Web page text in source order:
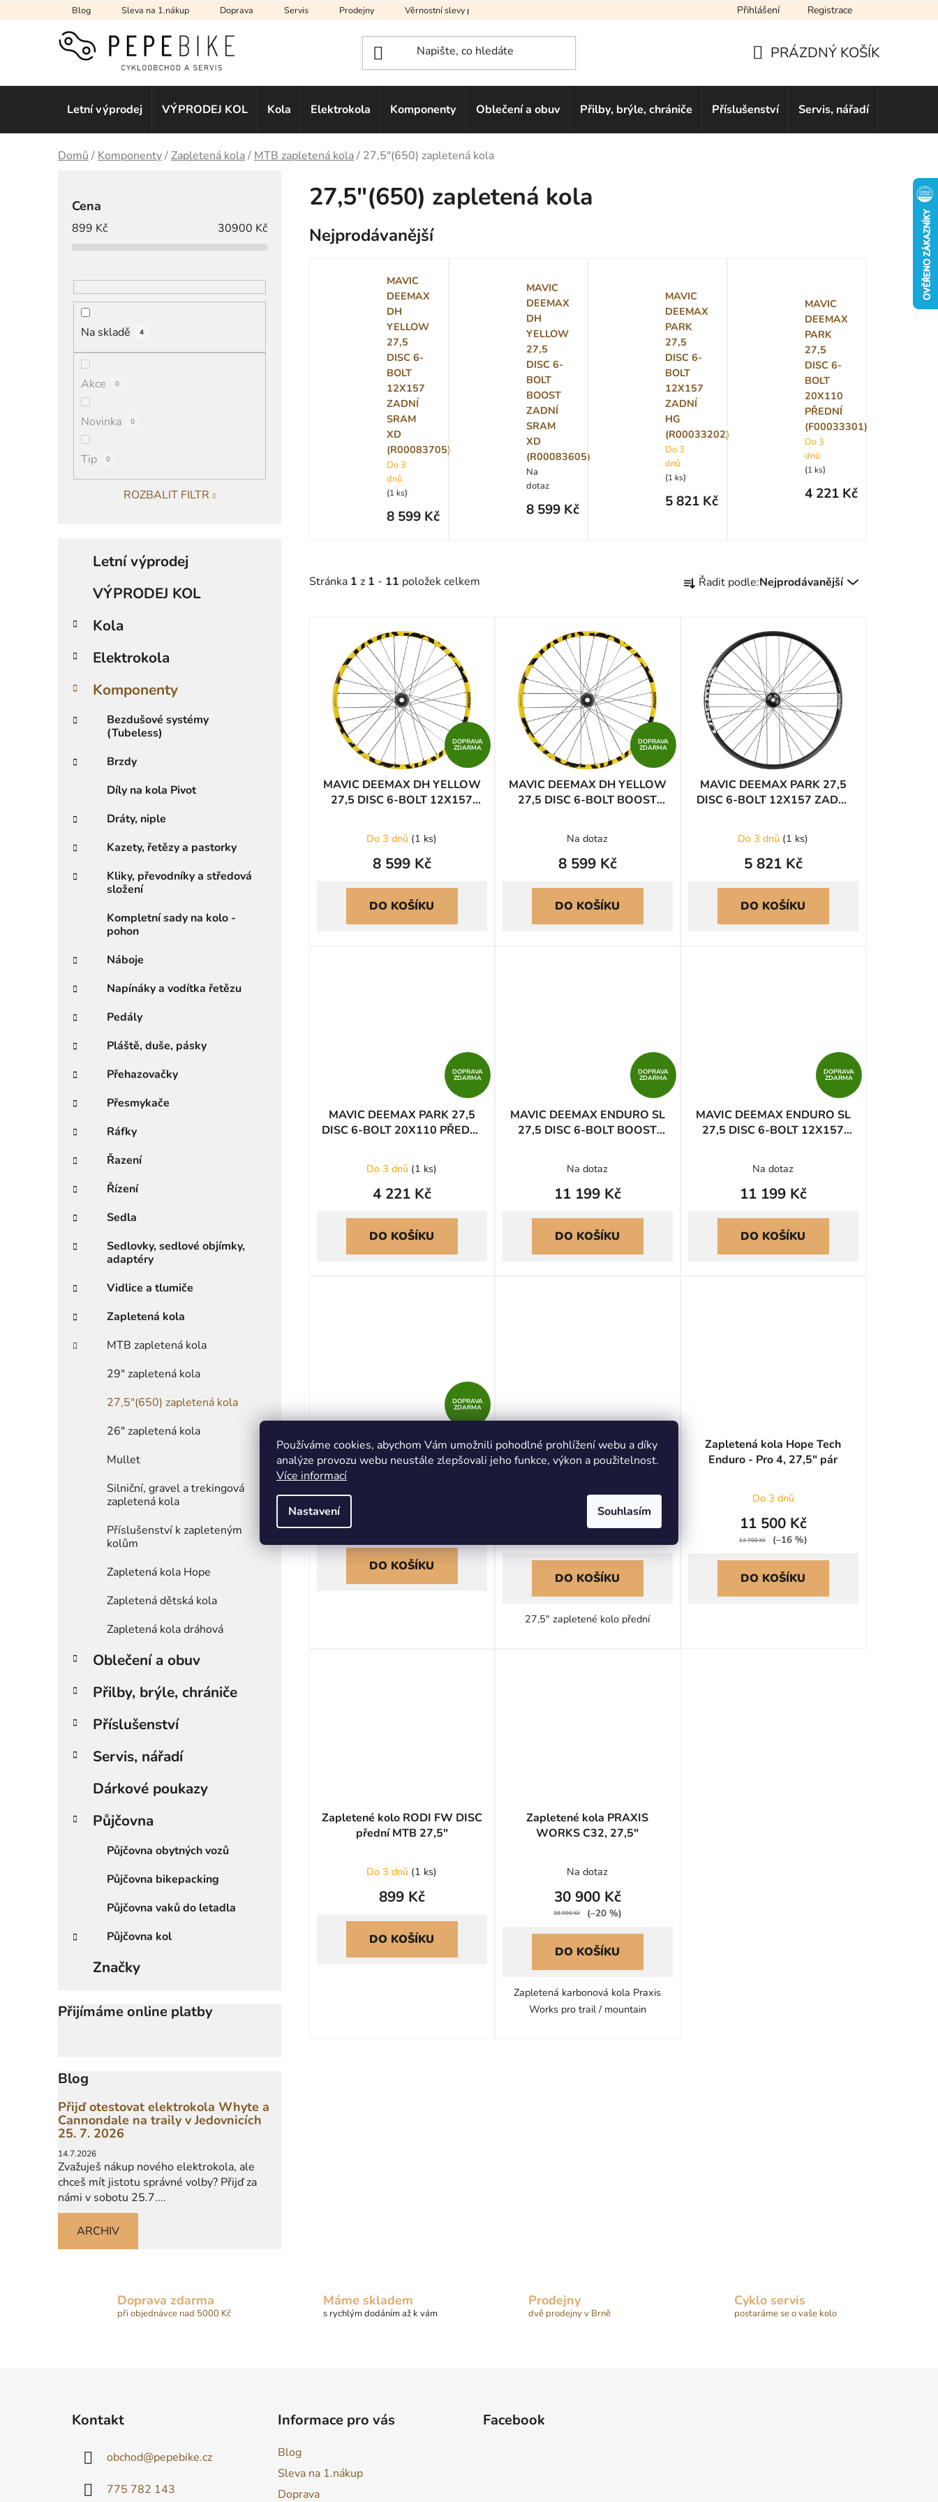
Používáme cookies, abychom Vám umožnili pohodlné prohlížení webu a díky
analýze provozu webu neustále zlepšovali jeho funkce, výkon a použitelnost.
Více informací
Nastavení Souhlasím
na
Blog Sleva na 1.nákup Doprava Servis Prodejny Věrnostní slevy pro vás Obchodní podmínky
Přihlášení Registrace
KOŠÍK
PRÁZDNÝ KOŠÍK
Letní výprodej VÝPRODEJ KOL Kola Elektrokola Komponenty Oblečení a obuv Přilby, brýle, chrániče Příslušenství Servis, nářadí
Domů / Komponenty/Zapletená kola/ MTB zapletená kola/ 27,5"(650) zapletená kola
Cena
899 Kč 30900 Kč
Na skladě 4
Akce 0
Novinka 0
Tip 0
ROZBALIT FILTR
kategorieLetní výprodej
VÝPRODEJ KOL
Kola
Elektrokola
Komponenty
Bezdušové systémy
(Tubeless)
Brzdy
Díly na kola Pivot
Dráty, niple
Kazety, řetězy a pastorky
Kliky, převodníky a středová
složení
Kompletní sady na kolo -
pohon
Náboje
Napínáky a vodítka řetězu
Pedály
Pláště, duše, pásky
Přehazovačky
Přesmykače
Ráfky
Řazení
Řízení
Sedla
Sedlovky, sedlové objímky,
adaptéry
Vidlice a tlumiče
Zapletená kola
MTB zapletená kola
29" zapletená kola
27,5"(650) zapletená kola
26" zapletená kola
Mullet
Silniční, gravel a trekingová
zapletená kola
Příslušenství k zapleteným
kolům
Zapletená kola Hope
Zapletená dětská kola
Zapletená kola dráhová
Oblečení a obuv
Přilby, brýle, chrániče
Příslušenství
Servis, nářadí
Dárkové poukazy
Půjčovna
Půjčovna obytných vozů
Půjčovna bikepacking
Půjčovna vaků do letadla
Půjčovna kol
Značky
Přijímáme online platby
Blog
Přijď otestovat elektrokola Whyte a
Cannondale na traily v Jedovnicích
25. 7. 2026
14.7.2026
Zvažuješ nákup nového elektrokola, ale
chceš mít jistotu správné volby? Přijď za
námi v sobotu 25.7....
ARCHIV
27,5"(650) zapletená kola
Nejprodávanější
MAVIC
DEEMAX
DH
YELLOW
27,5
DISC 6-
BOLT
12X157
ZADNÍ
SRAM
XD
(R00083705)
Do 3
dnů
(1 ks)
8 599 Kč
MAVIC
DEEMAX
DH
YELLOW
27,5
DISC 6-
BOLT
BOOST
ZADNÍ
SRAM
XD
(R00083605)
Na
dotaz
8 599 Kč
MAVIC
DEEMAX
PARK
27,5
DISC 6-
BOLT
12X157
ZADNÍ
HG
(R00033202)
Do 3
dnů
(1 ks)
5 821 Kč
MAVIC
DEEMAX
PARK
27,5
DISC 6-
BOLT
20X110
PŘEDNÍ
(F00033301)
Do 3
dnů
(1 ks)
4 221 Kč
Stránka 1 z 1 - 11 položek celkem
a Řadit podle:Nejprodávanější
DOPRAVA
ZDARMA
MAVIC DEEMAX DH YELLOW
27,5 DISC 6-BOLT 12X157
(R00083705)
Do 3 dnů (1 ks)
8 599 Kč
DO KOŠÍKU
DOPRAVA
ZDARMA
MAVIC DEEMAX DH YELLOW
27,5 DISC 6-BOLT BOOST
(R00083605)
Na dotaz
8 599 Kč
DO KOŠÍKU
MAVIC DEEMAX PARK 27,5
DISC 6-BOLT 12X157 ZADNÍ
Do 3 dnů (1 ks)
5 821 Kč
DO KOŠÍKU
DOPRAVA
ZDARMA
MAVIC DEEMAX PARK 27,5
DISC 6-BOLT 20X110 PŘEDNÍ
Do 3 dnů (1 ks)
4 221 Kč
DO KOŠÍKU
DOPRAVA
ZDARMA
MAVIC DEEMAX ENDURO SL
27,5 DISC 6-BOLT BOOST
(R00031105)
Na dotaz
11 199 Kč
DO KOŠÍKU
DOPRAVA
ZDARMA
MAVIC DEEMAX ENDURO SL
27,5 DISC 6-BOLT 12X157
(R00032805)
Na dotaz
11 199 Kč
DO KOŠÍKU
DOPRAVA
ZDARMA
MAVIC DEEMAX ENDURO SL
29 DISC 6-BOLT 12X157
ZADNÍ MICRO SPLINE
DO KOŠÍKU
Přední kolo FORCE XC DISC
584x19 F804332-6d 32d
Na dotaz
1 019 Kč
DO KOŠÍKU
27,5" zapletené kolo přední
Zapletená kola Hope Tech
Enduro - Pro 4, 27,5" pár
Do 3 dnů
11 500 Kč
13 700 Kč (–16 %)
DO KOŠÍKU
Zapletené kolo RODI FW DISC
přední MTB 27,5"
Do 3 dnů (1 ks)
899 Kč
DO KOŠÍKU
Zapletené kola PRAXIS
WORKS C32, 27,5"
Na dotaz
30 900 Kč
38 990 Kč (–20 %)
DO KOŠÍKU
Zapletená karbonová kola Praxis
Works pro trail / mountain
s
Doprava zdarma
při objednávce nad 5000 Kč
Máme skladem
s rychlým dodáním až k vám
Prodejny
dvě prodejny v Brně
Cyklo servis
postaráme se o vaše kolo
Kontakt
obchod@pepebike.cz
775 782 143
Informace pro vás
Blog
Sleva na 1.nákup
Doprava
Facebook